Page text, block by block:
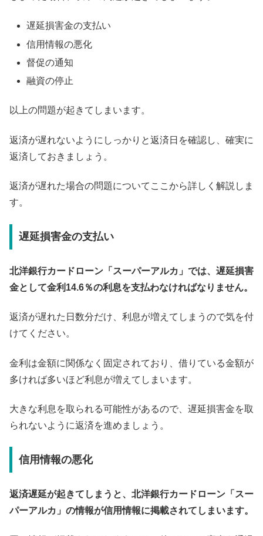
遅延損害金の支払い
信用情報の悪化
督促の通知
融資の停止
以上の問題が起きてしまいます。
返済が遅れないようにしっかりと返済日を確認し、確実に
返済しておきましょう。
返済が遅れた場合の問題についてここから詳しく解説しま
す。
遅延損害金の支払い
北洋銀行カードローン「スーパーアルカ」では、遅延損害
金として金利14.6％の利息を支払わなければなりません。
返済が遅れた日数分だけ、利息が増えてしまうので気を付
けてください。
金利は金額に関係なく固定されており、借りている金額が
多ければ多いほど利息が増えてしまいます。
大きな利息を取られる可能性があるので、遅延損害金を取
られないように返済を進めましょう。
信用情報の悪化
返済遅延が起きてしまうと、北洋銀行カードローン「スー
パーアルカ」の情報が信用情報に掲載されてしまいます。